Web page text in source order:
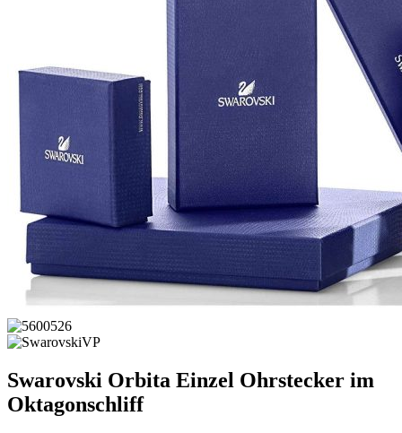
Swarovski Orbita Einzel Ohrstecker im
Oktagonschliff